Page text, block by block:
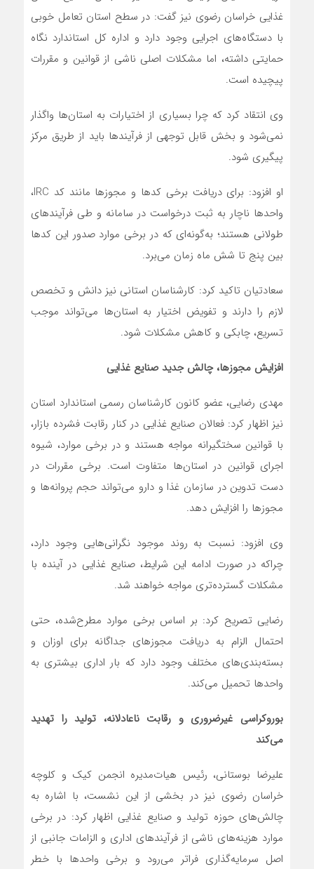
غذایی خراسان رضوی نیز گفت: در سطح استان تعامل خوبی
با دستگاه‌های اجرایی وجود دارد و اداره کل استاندارد نگاه
حمایتی داشته، اما مشکلات اصلی ناشی از قوانین و مقررات
پیچیده است.
وی انتقاد کرد که چرا بسیاری از اختیارات به استان‌ها واگذار
نمی‌شود و بخش قابل توجهی از فرآیندها باید از طریق مرکز
پیگیری شود.
او افزود: برای دریافت برخی کدها و مجوزها مانند کد IRC،
واحدها ناچار به ثبت درخواست در سامانه و طی فرآیندهای
طولانی هستند؛ به‌گونه‌ای که در برخی موارد صدور این کدها
بین پنج تا شش ماه زمان می‌برد.
سعادتیان تاکید کرد: کارشناسان استانی نیز دانش و تخصص
لازم را دارند و تفویض اختیار به استان‌ها می‌تواند موجب
تسریع، چابکی و کاهش مشکلات شود.
افزایش مجوزها، چالش جدید صنایع غذایی
مهدی رضایی، عضو کانون کارشناسان رسمی استاندارد استان
نیز اظهار کرد: فعالان صنایع غذایی در کنار رقابت فشرده بازار،
با قوانین سختگیرانه مواجه هستند و در برخی موارد، شیوه
اجرای قوانین در استان‌ها متفاوت است. برخی مقررات در
دست تدوین در سازمان غذا و دارو می‌تواند حجم پروانه‌ها و
مجوزها را افزایش دهد.
وی افزود: نسبت به روند موجود نگرانی‌هایی وجود دارد،
چراکه در صورت ادامه این شرایط، صنایع غذایی در آینده با
مشکلات گسترده‌تری مواجه خواهند شد.
رضایی تصریح کرد: بر اساس برخی موارد مطرح‌شده، حتی
احتمال الزام به دریافت مجوزهای جداگانه برای اوزان و
بسته‌بندی‌های مختلف وجود دارد که بار اداری بیشتری به
واحدها تحمیل می‌کند.
بوروکراسی غیرضروری و رقابت ناعادلانه، تولید را تهدید
می‌کند
علیرضا بوستانی، رئیس هیات‌مدیره انجمن کیک و کلوچه
خراسان رضوی نیز در بخشی از این نشست، با اشاره به
چالش‌های حوزه تولید و صنایع غذایی اظهار کرد: در برخی
موارد هزینه‌های ناشی از فرآیندهای اداری و الزامات جانبی از
اصل سرمایه‌گذاری فراتر می‌رود و برخی واحدها با خطر